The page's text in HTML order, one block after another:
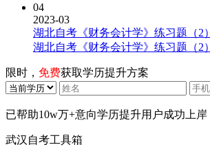
04
2023-03
湖北自考《财务会计学》练习题（2）
湖北自考《财务会计学》练习题（2）
限时， 免费获取学历提升方案
已帮助10w万+意向学历提升用户成功上岸
武汉自考工具箱